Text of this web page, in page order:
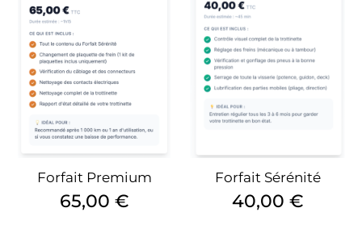
Forfait Premium
Prix
65,00 €
Forfait Sérénité
Prix
40,00 €